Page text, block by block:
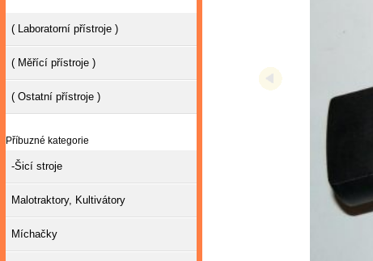
( Laboratorní přístroje )
( Měřící přístroje )
( Ostatní přístroje )
Příbuzné kategorie
-Šicí stroje
Malotraktory, Kultivátory
Míchačky